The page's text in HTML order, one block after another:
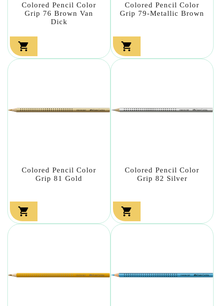
Colored Pencil Color
Grip 76 Brown Van
Dick

Colored Pencil Color
Grip 79-Metallic Brown

Colored Pencil Color
Grip 81 Gold

Colored Pencil Color
Grip 82 Silver
